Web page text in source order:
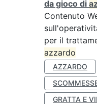
da gioco di
Contenuto
per il
azzardo
AZZARDO
GRATTA E